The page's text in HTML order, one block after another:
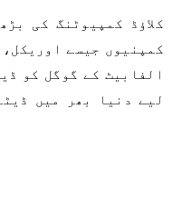
کلاؤڈ کمپیوٹنگ کی
کمپنیوں جیسے
الفابیٹ کے گوگل کو
لیے دنیا بھر میں